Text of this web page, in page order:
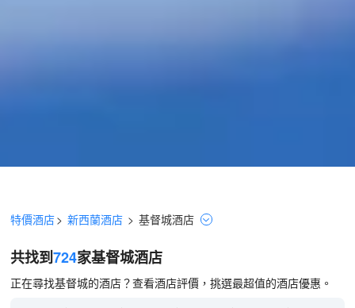
特價酒店> 新西蘭酒店 > 基督城酒店
共找到724家基督城酒店
正在尋找基督城的酒店？查看酒店評價，挑選最超值的酒店優惠。